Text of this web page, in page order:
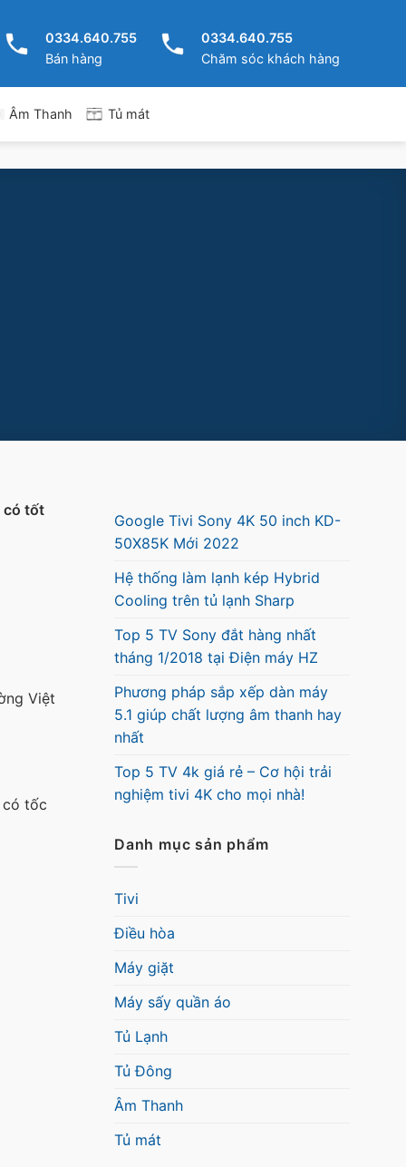
0334.640.755
Bán hàng
0334.640.755
Chăm sóc khách hàng
Âm Thanh Tủ mát
có tốt
Việt
có tốc
Google Tivi Sony 4K 50 inch KD-
50X85K Mới 2022
Hệ thống làm lạnh kép Hybrid
Cooling trên tủ lạnh Sharp
Top 5 TV Sony đắt hàng nhất
tháng 1/2018 tại Điện máy HZ
Phương pháp sắp xếp dàn máy
5.1 giúp chất lượng âm thanh hay
nhất
Top 5 TV 4k giá rẻ – Cơ hội trải
nghiệm tivi 4K cho mọi nhà!
Danh mục sản phẩm
Tivi
Điều hòa
Máy giặt
Máy sấy quần áo
Tủ Lạnh
Tủ Đông
Âm Thanh
Tủ mát